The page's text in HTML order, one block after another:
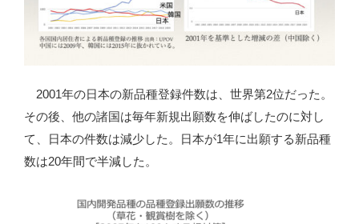
2001年の日本の新品種登録件数は、世界第2位だった。
その後、他の諸国は毎年新規出願数を伸ばしたのに対し
て、日本の件数は減少した。日本が1年に出願する新品種
数は20年間で半減した。